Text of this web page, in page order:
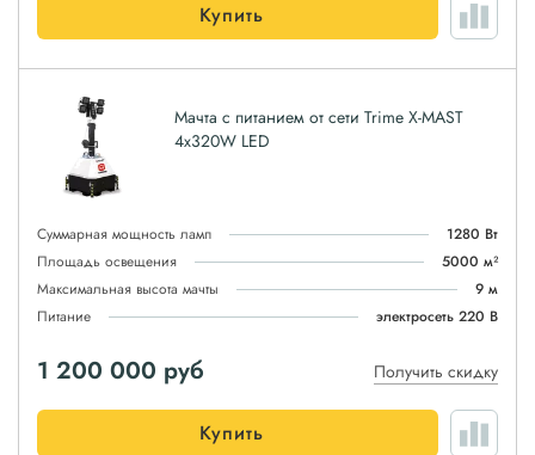
Купить
Мачта с питанием от сети Trime X-MAST
4x320W LED
Суммарная мощность ламп
1280 Вт
Площадь освещения
5000 м²
Максимальная высота мачты
9 м
Питание
электросеть 220 В
1 200 000 руб Получить скидку
Купить